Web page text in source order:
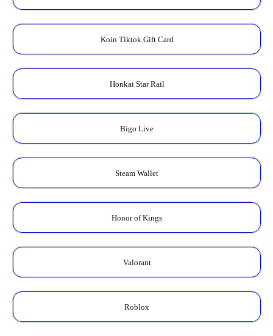
Koin Tiktok Gift Card
Honkai Star Rail
Bigo Live
Steam Wallet
Honor of Kings
Valorant
Roblox